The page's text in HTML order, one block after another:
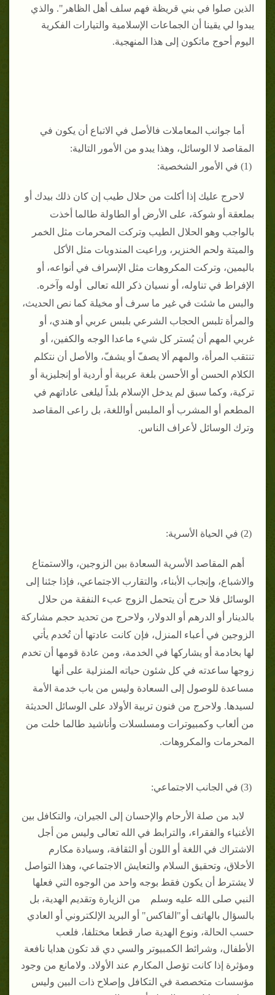
الذين صلوا في بني قريظة فهم سلف أهل الظاهر". والذي
يبدوا لي يقينا أن الجماعات الإسلامية والتيارات الفكرية
اليوم أحوج ماتكون إلى هذا المنهجية.
أما جوانب المعاملات فالأصل في الاتباع أن يكون في
المقاصد لا الوسائل، وهذا يبدو من الأمور التالية:
(1) في الأمور الشخصية:
لاحرج عليك إذا أكلت من حلال طيب إن كان ذلك بيدك أو
بملعقة أو شوكة، على الأرض أو الطاولة طالما أخذت
بالواجب وهو الحلال الطيب وتركت المحرمات مثل الخمر
والميتة ولحم الخنزير، وراعيت المندوبات مثل الأكل
باليمين، وتركت المكروهات مثل الإسراف في أنواعه، أو
الإفراط في تناوله، أو نسيان ذكر الله تعالى أوله وآخره.
والبس ما شئت في غير ما سرف أو مخيلة كما نص الحديث،
والمرأة تلبس الحجاب الشرعي بلبس عربي أو هندي، أو
غربي المهم أن يُستر كل شيء ماعدا الوجه والكفين، أو
تنتقب المرأة، والمهم ألا يصفّ أو يشفّ، والأصل أن نتكلم
الكلام الحسن أو الأحسن بلغة عربية أو أردية أو إنجليزية أو
تركية، وكما سبق لم يدخل الإسلام بلداً ليلغى عاداتهم في
المطعم أو المشرب أو الملبس أواللغة، بل راعى المقاصد
وترك الوسائل لأعراف الناس.
(2) في الحياة الأسرية:
أهم المقاصد الأسرية السعادة بين الزوجين، والاستمتاع
والاشباع، وإنجاب الأبناء، والتقارب الاجتماعي، فإذا جئنا إلى
الوسائل فلا حرج أن يتحمل الزوج عبء النفقة من حلال
بالدينار أو الدرهم أو الدولار، ولاحرج من تحديد حجم مشاركة
الزوجين في أعباء المنزل، فإن كانت عادتها أن تُخدم يأتي
لها بخادمة أو يشاركها في الخدمة، ومن عادة قومها أن تخدم
زوجها ساعدته في كل شئون حياته المنزلية على أنها
مساعدة للوصول إلى السعادة وليس من باب خدمة الأمة
لسيدها. ولاحرج من فنون تربية الأولاد على الوسائل الحديثة
من ألعاب وكمبيوترات ومسلسلات وأناشيد طالما خلت من
المحرمات والمكروهات.
(3) في الجانب الاجتماعي:
لابد من صلة الأرحام والإحسان إلى الجيران، والتكافل بين
الأغنياء والفقراء، والترابط في الله تعالى وليس من أجل
الاشتراك في اللغة أو اللون أو الثقافة، وسيادة مكارم
الأخلاق، وتحقيق السلام والتعايش الاجتماعي، وهذا التواصل
لا يشترط أن يكون فقط بوجه واحد من الوجوه التي فعلها
النبي صلى الله عليه وسلم من الزيارة وتقديم الهدية، بل
بالسؤال بالهاتف أو"الفاكس" أو البريد الإلكتروني أو العادي
حسب الحالة، ونوع الهدية صار قطعا مختلفا، فلعب
الأطفال، وشرائط الكمبيوتر والسي دي قد تكون هدايا نافعة
ومؤثرة إذا كانت تؤصل المكارم عند الأولاد. ولامانع من وجود
مؤسسات متخصصة في التكافل وإصلاح ذات البين وليس